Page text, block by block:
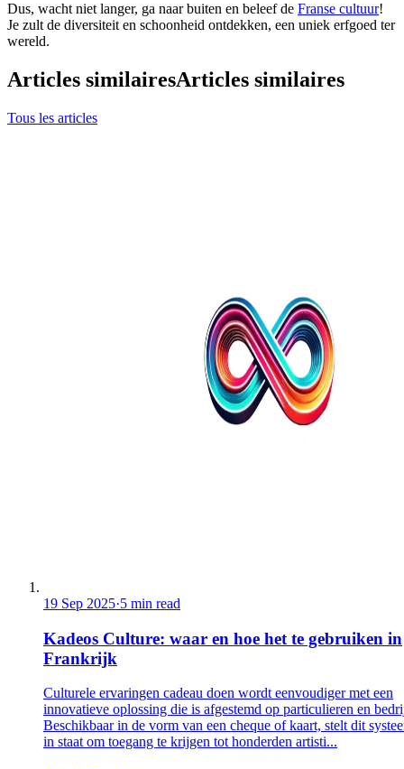
Dus, wacht niet langer, ga naar buiten en beleef de Franse cultuur!
Je zult de diversiteit en schoonheid ontdekken, een uniek erfgoed ter
wereld.
Articles similairesArticles similaires
Tous les articles
19 Sep 2025·5 min read
Kadeos Culture: waar en hoe het te gebruiken in
Frankrijk
Culturele ervaringen cadeau doen wordt eenvoudiger met een
innovatieve oplossing die is afgestemd op particulieren en
Beschikbaar in de vorm van een cheque of kaart, stelt dit
in staat om toegang te krijgen tot honderden artisti...